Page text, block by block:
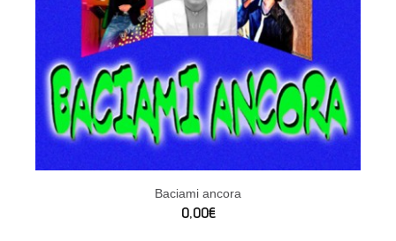
Baciami ancora
0,00€